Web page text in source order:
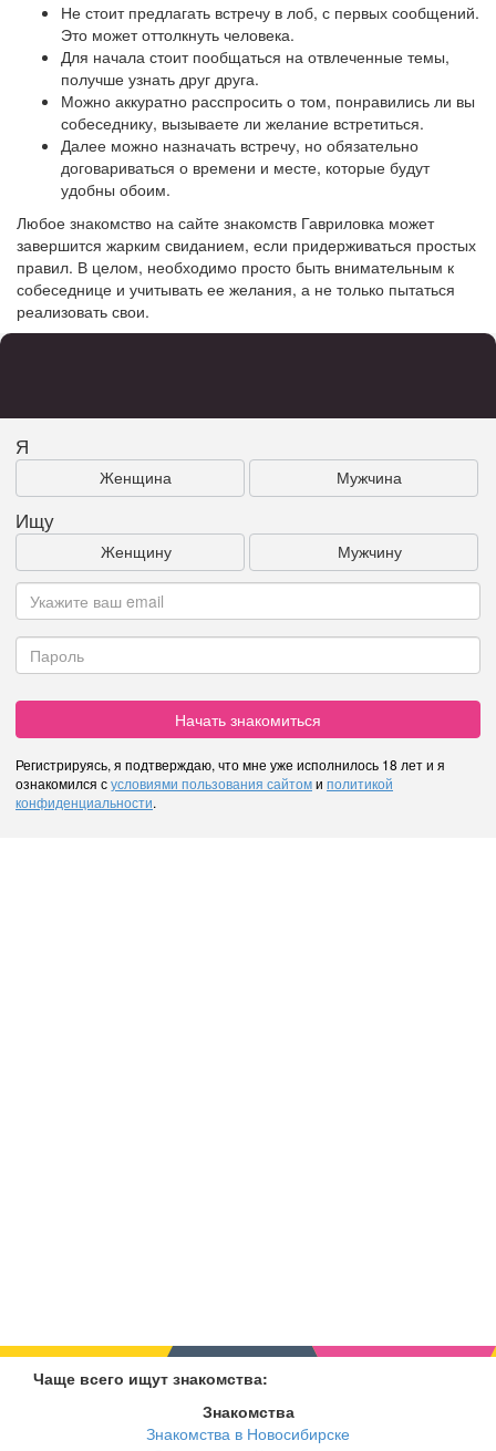
Не стоит предлагать встречу в лоб, с первых сообщений.
Это может оттолкнуть человека.
Для начала стоит пообщаться на отвлеченные темы,
получше узнать друг друга.
Можно аккуратно расспросить о том, понравились ли вы
собеседнику, вызываете ли желание встретиться.
Далее можно назначать встречу, но обязательно
договариваться о времени и месте, которые будут
удобны обоим.
Любое знакомство на сайте знакомств Гавриловка может
завершится жарким свиданием, если придерживаться простых
правил. В целом, необходимо просто быть внимательным к
собеседнице и учитывать ее желания, а не только пытаться
реализовать свои.
Я
Женщина Мужчина
Ищу
Женщину Мужчину
Начать знакомиться
Регистрируясь, я подтверждаю, что мне уже исполнилось 18 лет и я
ознакомился сусловиями пользования сайтоми политикой
конфиденциальности.
Чаще всего ищут знакомства:
Знакомства
Знакомства в Новосибирске